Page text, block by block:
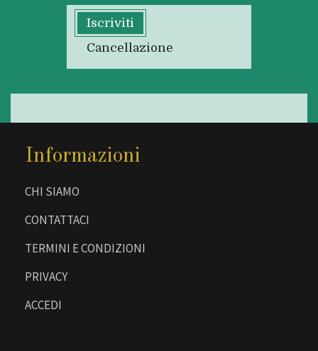
Iscriviti
Cancellazione
Informazioni
CHI SIAMO
CONTATTACI
TERMINI E CONDIZIONI
PRIVACY
ACCEDI